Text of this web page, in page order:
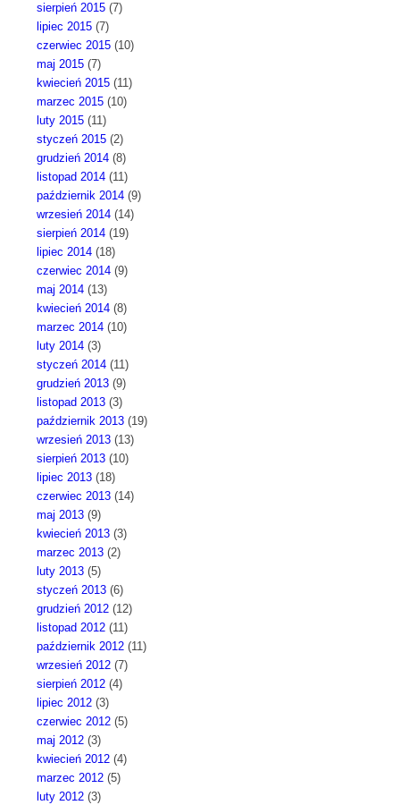
sierpień 2015(7)
lipiec 2015(7)
czerwiec 2015(10)
maj 2015(7)
kwiecień 2015(11)
marzec 2015(10)
luty 2015(11)
styczeń 2015(2)
grudzień 2014(8)
listopad 2014(11)
październik 2014(9)
wrzesień 2014(14)
sierpień 2014(19)
lipiec 2014(18)
czerwiec 2014(9)
maj 2014(13)
kwiecień 2014(8)
marzec 2014(10)
luty 2014(3)
styczeń 2014(11)
grudzień 2013(9)
listopad 2013(3)
październik 2013(19)
wrzesień 2013(13)
sierpień 2013(10)
lipiec 2013(18)
czerwiec 2013(14)
maj 2013(9)
kwiecień 2013(3)
marzec 2013(2)
luty 2013(5)
styczeń 2013(6)
grudzień 2012(12)
listopad 2012(11)
październik 2012(11)
wrzesień 2012(7)
sierpień 2012(4)
lipiec 2012(3)
czerwiec 2012(5)
maj 2012(3)
kwiecień 2012(4)
marzec 2012(5)
luty 2012(3)